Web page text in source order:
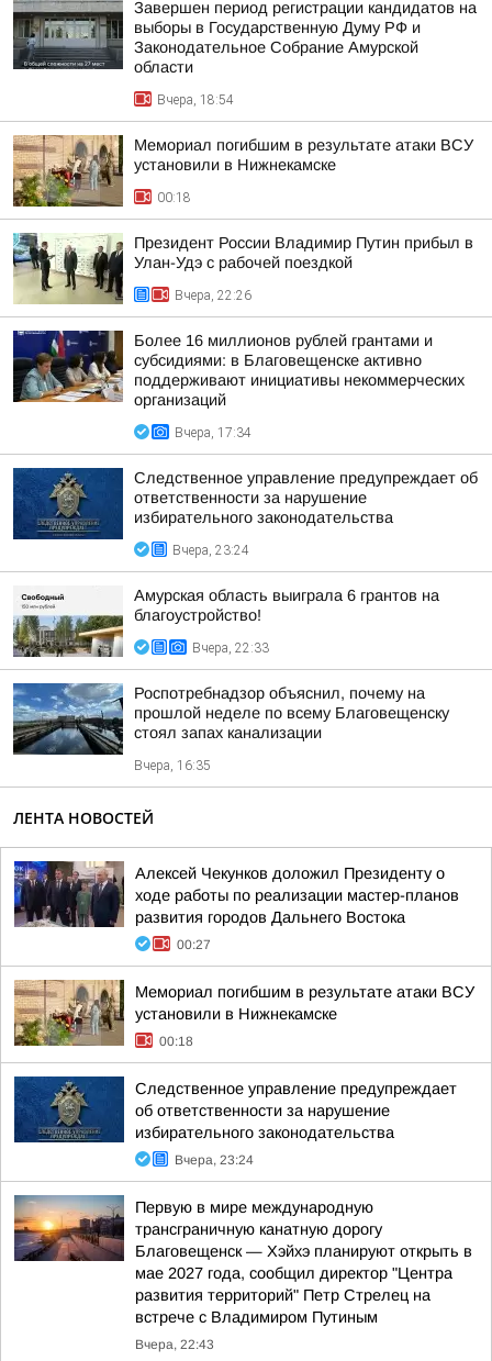
Завершен период регистрации кандидатов на
выборы в Государственную Думу РФ и
Законодательное Собрание Амурской
области
Вчера, 18:54
Мемориал погибшим в результате атаки ВСУ
установили в Нижнекамске
00:18
Президент России Владимир Путин прибыл в
Улан-Удэ с рабочей поездкой
Вчера, 22:26
Более 16 миллионов рублей грантами и
субсидиями: в Благовещенске активно
поддерживают инициативы некоммерческих
организаций
Вчера, 17:34
Следственное управление предупреждает об
ответственности за нарушение
избирательного законодательства
Вчера, 23:24
Амурская область выиграла 6 грантов на
благоустройство!
Вчера, 22:33
Роспотребнадзор объяснил, почему на
прошлой неделе по всему Благовещенску
стоял запах канализации
Вчера, 16:35
ЛЕНТА НОВОСТЕЙ
Алексей Чекунков доложил Президенту о
ходе работы по реализации мастер-планов
развития городов Дальнего Востока
00:27
Мемориал погибшим в результате атаки ВСУ
установили в Нижнекамске
00:18
Следственное управление предупреждает
об ответственности за нарушение
избирательного законодательства
Вчера, 23:24
Первую в мире международную
трансграничную канатную дорогу
Благовещенск — Хэйхэ планируют открыть в
мае 2027 года, сообщил директор "Центра
развития территорий" Петр Стрелец на
встрече с Владимиром Путиным
Вчера, 22:43